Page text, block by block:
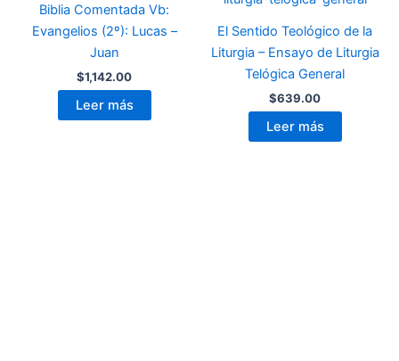
Biblia Comentada Vb:
Evangelios (2º): Lucas –
Juan
$1,142.00
Leer más
El Sentido Teológico de la
Liturgia – Ensayo de Liturgia
Telógica General
$639.00
Leer más